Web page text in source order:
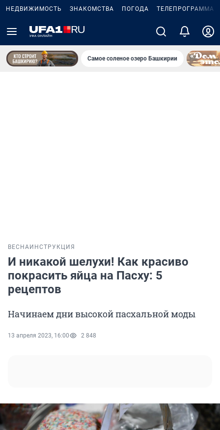
НЕДВИЖИМОСТЬ ЗНАКОМСТВА ПОГОДА ТЕЛЕПРОГРАММА
Самое соленое озеро Башкирии
ВЕСНА ИНСТРУКЦИЯ
И никакой шелухи! Как красиво
покрасить яйца на Пасху: 5
рецептов
Начинаем дни высокой пасхальной моды
13 апреля 2023, 16:00 2 848